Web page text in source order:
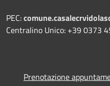
PEC:
Centralino Unico: +39 0373
Prenotazione